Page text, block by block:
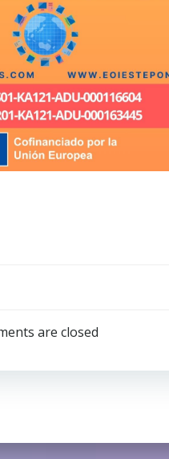
por
las
are closed